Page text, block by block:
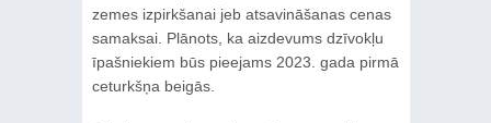
zemes izpirkšanai jeb atsavināšanas cenas
samaksai. Plānots, ka aizdevums dzīvokļu
īpašniekiem būs pieejams 2023. gada pirmā
ceturkšņa beigās.